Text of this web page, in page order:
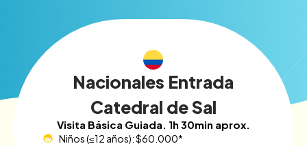
Nacionales Entrada
Catedral de Sal
Visita Básica Guiada. 1h 30min aprox.
Niños (≤12 años): $60.000*